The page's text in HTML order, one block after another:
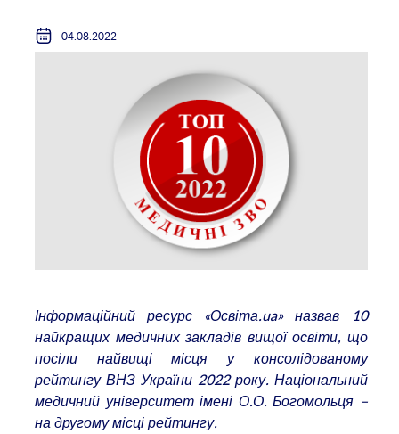
04.08.2022
Інформаційний ресурс «Освіта.ua» назвав 10
найкращих медичних закладів вищої освіти, що
посіли найвищі місця у консолідованому
рейтингу ВНЗ України 2022 року. Національний
медичний університет імені О.О. Богомольця –
на другому місці рейтингу.